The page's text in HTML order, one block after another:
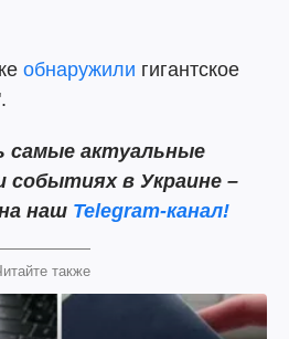
обнаружили гигантское
актуальные
событиях в Украине –
наш Telegram-канал!
также